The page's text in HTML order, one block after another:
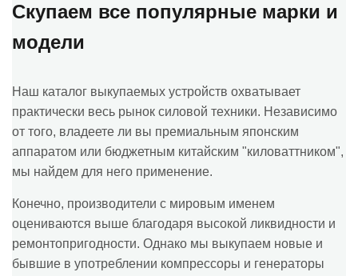
Скупаем все популярные марки и
модели
Наш каталог выкупаемых устройств охватывает
практически весь рынок силовой техники. Независимо
от того, владеете ли вы премиальным японским
аппаратом или бюджетным китайским "киловаттником",
мы найдем для него применение.
Конечно, производители с мировым именем
оцениваются выше благодаря высокой ликвидности и
ремонтопригодности. Однако мы выкупаем новые и
бывшие в употреблении компрессоры и генераторы